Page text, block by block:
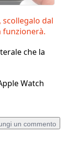
scollegalo dal
funzionerà.
che la
Watch
un commento